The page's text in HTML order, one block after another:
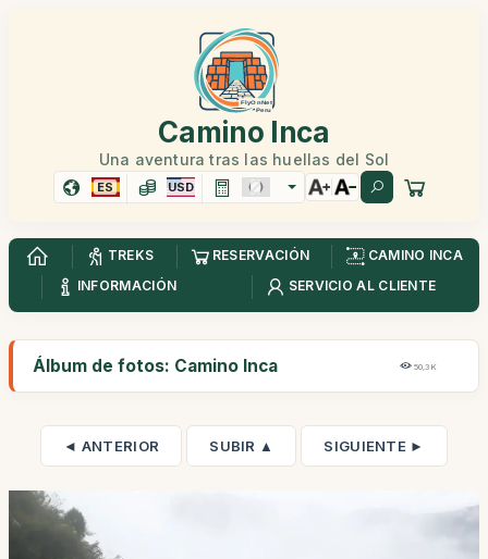
Camino Inca
Una aventura tras las huellas del Sol
ES USD
TREKS RESERVACIÓN
CAMINO INCA
INFORMACIÓN
SERVICIO AL CLIENTE
Álbum de fotos: Camino Inca 50,3K
◄ ANTERIOR SUBIR ▲ SIGUIENTE ►